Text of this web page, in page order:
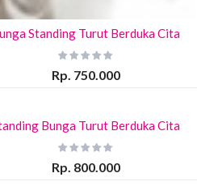
Standing Turut Berduka Cita
Rp. 750.000
Bunga Turut Berduka Cita
Rp. 800.000